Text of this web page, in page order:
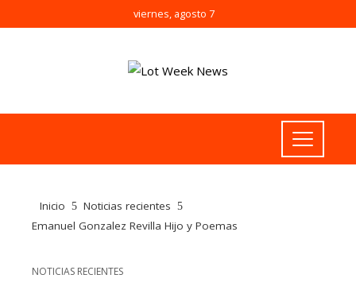
viernes, agosto 7
Inicio
Noticias recientes
Emanuel Gonzalez Revilla Hijo y Poemas
NOTICIAS RECIENTES